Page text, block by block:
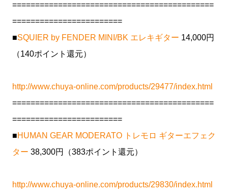
============================================
========================
■SQUIER by FENDER MINI/BK エレキギター 14,000円
（140ポイント還元）
http://www.chuya-online.com/products/29477/index.html
============================================
========================
■HUMAN GEAR MODERATO トレモロ ギターエフェク
ター 38,300円（383ポイント還元）
http://www.chuya-online.com/products/29830/index.html